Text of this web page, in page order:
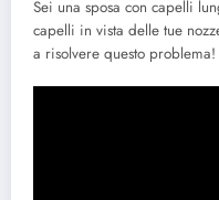
Sei una sposa con capelli
capelli in vista delle tue
a risolvere questo problema!